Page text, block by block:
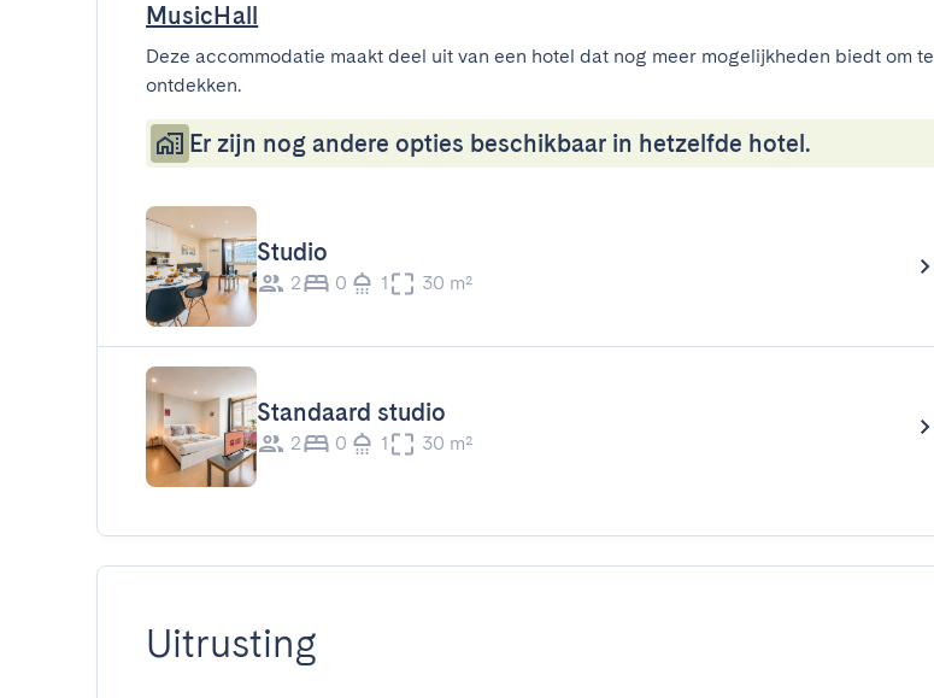
MusicHall
Deze accommodatie maakt deel uit van een hotel dat nog meer mogelijkheden biedt om te
ontdekken.
Er zijn nog andere opties beschikbaar in hetzelfde hotel.
Studio
2 0 1 30 m²
Standaard studio
2 0 1 30 m²
Uitrusting